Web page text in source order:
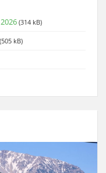
(314 kB)
(505 kB)